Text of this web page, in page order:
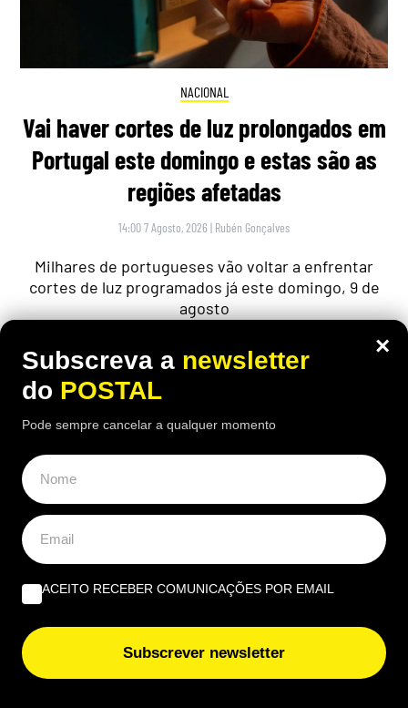
NACIONAL
Vai haver cortes de luz prolongados em
Portugal este domingo e estas são as
regiões afetadas
14:00 7 Agosto, 2026 | Rubén Gonçalves
Milhares de portugueses vão voltar a enfrentar
cortes de luz programados já este domingo, 9 de
agosto
ÚLTIMAS NOTÍCIAS
“Quais as novas regras para a reparação dos produtos?”
Vai haver cortes de luz prolongados em Portugal este
domingo e estas são as regiões afetadas
Autoridade Tributária avisa todos os condutores: IUC
pago nestas datas
UAlg participa em projeto que quer levar novas plantas
×
Subscreva a newsletter
do POSTAL
Pode sempre cancelar a qualquer momento
ACEITO RECEBER COMUNICAÇÕES POR EMAIL
Subscrever newsletter